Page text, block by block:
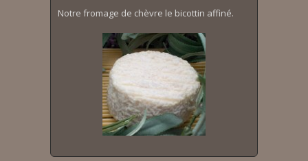
Notre fromage de chèvre le bicottin affiné.